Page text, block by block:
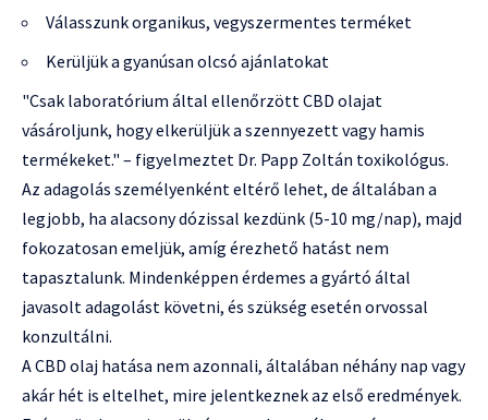
Válasszunk organikus, vegyszermentes terméket
Kerüljük a gyanúsan olcsó ajánlatokat
"Csak laboratórium által ellenőrzött CBD olajat
vásároljunk, hogy elkerüljük a szennyezett vagy hamis
termékeket." – figyelmeztet Dr. Papp Zoltán toxikológus.
Az adagolás személyenként eltérő lehet, de általában a
legjobb, ha alacsony dózissal kezdünk (5-10 mg/nap), majd
fokozatosan emeljük, amíg érezhető hatást nem
tapasztalunk. Mindenképpen érdemes a gyártó által
javasolt adagolást követni, és szükség esetén orvossal
konzultálni.
A CBD olaj hatása nem azonnali, általában néhány nap vagy
akár hét is eltelhet, mire jelentkeznek az első eredmények.